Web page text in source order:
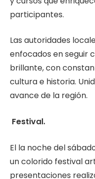
participantes.
Las autoridades
enfocados en seguir
brillante, con
cultura e historia.
avance de la región.
Festival.
El la noche del
un colorido festival
presentaciones